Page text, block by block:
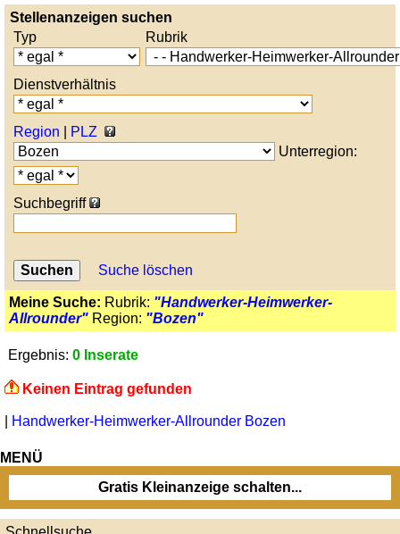
Stellenanzeigen suchen
Typ
Rubrik
Dienstverhältnis
Region
PLZ
Unterregion:
Suchbegriff
Suche löschen
Meine Suche: Rubrik: "Handwerker-Heimwerker-
Allrounder" Region: "Bozen"
Ergebnis: 0 Inserate
Keinen Eintrag gefunden
Handwerker-Heimwerker-Allrounder Bozen
MENÜ
Gratis Kleinanzeige schalten...